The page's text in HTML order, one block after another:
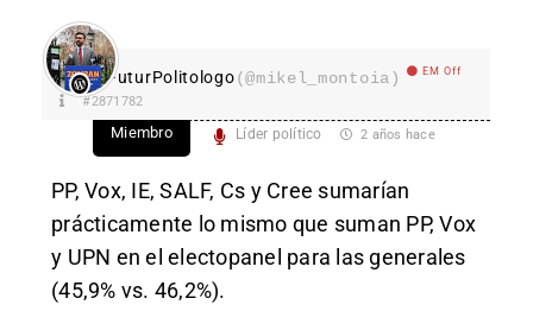
FuturPolitologo(@mikel_montoia) EM Off
#2871782
Miembro Líder político 2 años hace
PP, Vox, IE, SALF, Cs y Cree sumarían
prácticamente lo mismo que suman PP, Vox
y UPN en el electopanel para las generales
(45,9% vs. 46,2%).